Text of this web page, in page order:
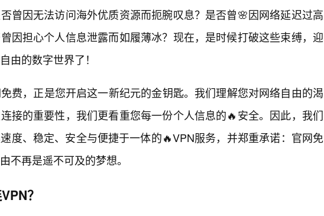
曾因无法访问海外优质资源而扼腕叹息？是否曾🌸因网络延迟过高
因担心个人信息泄露而如履薄冰？现在，是时候打破这些束缚，迎
由的数字世界了！
费，正是您开启这一新纪元的金钥匙。我们理解您对网络自由的渴
接的重要性，我们更看重您每一份个人信息的🔥安全。因此，我们
度、稳定、安全与便捷于一体的🔥VPN服务，并郑重承诺：官网免
不再是遥不可及的梦想。
？